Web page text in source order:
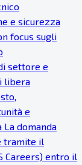
e sicurezza
focus sugli
settore e
libera
e
domanda
tramite il
Careers) entro il